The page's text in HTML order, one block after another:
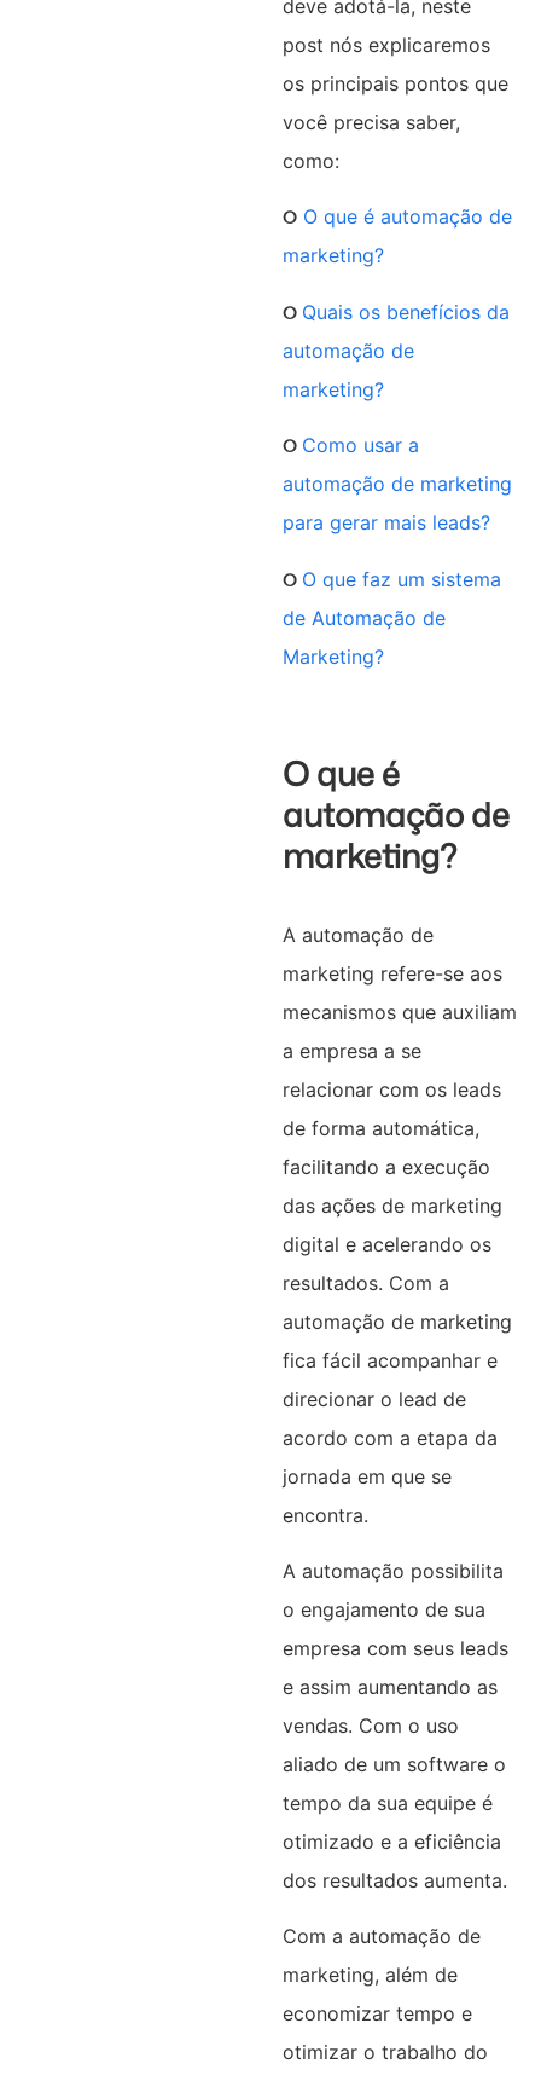
deve adotá-la, neste
post nós explicaremos
os principais pontos que
você precisa saber,
como:
୦ O que é automação de
marketing?
୦ Quais os benefícios da
automação de
marketing?
୦ Como usar a
automação de marketing
para gerar mais leads?
୦ O que faz um sistema
de Automação de
Marketing?
O que é
automação de
marketing?
A automação de
marketing refere-se aos
mecanismos que auxiliam
a empresa a se
relacionar com os leads
de forma automática,
facilitando a execução
das ações de marketing
digital e acelerando os
resultados. Com a
automação de marketing
fica fácil acompanhar e
direcionar o lead de
acordo com a etapa da
jornada em que se
encontra.
A automação possibilita
o engajamento de sua
empresa com seus leads
e assim aumentando as
vendas. Com o uso
aliado de um software o
tempo da sua equipe é
otimizado e a eficiência
dos resultados aumenta.
Com a automação de
marketing, além de
economizar tempo e
otimizar o trabalho do